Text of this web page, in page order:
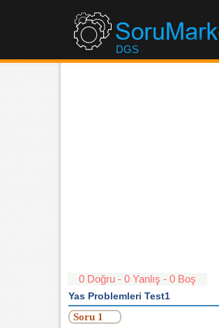
DGS
0 Doğru - 0 Yanlış - 0 Boş
Yas Problemleri Test1
Soru 1